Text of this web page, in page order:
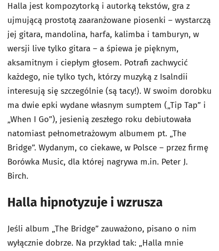
Halla jest kompozytorką i autorką tekstów, gra z
ujmującą prostotą zaaranżowane piosenki – wystarczą
jej gitara, mandolina, harfa, kalimba i tamburyn, w
wersji live tylko gitara – a śpiewa je pięknym,
aksamitnym i ciepłym głosem. Potrafi zachwycić
każdego, nie tylko tych, którzy muzyką z Isalndii
interesują się szczególnie (są tacy!). W swoim dorobku
ma dwie epki wydane własnym sumptem („Tip Tap” i
„When I Go”), jesienią zeszłego roku debiutowała
natomiast pełnometrażowym albumem pt. „The
Bridge”. Wydanym, co ciekawe, w Polsce – przez firmę
Borówka Music, dla której nagrywa m.in. Peter J.
Birch.
Halla hipnotyzuje i wzrusza
Jeśli album „The Bridge” zauważono, pisano o nim
wyłącznie dobrze. Na przykład tak: „Halla mnie